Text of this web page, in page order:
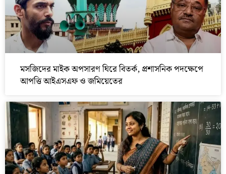
মসজিদের মাইক অপসারণ ঘিরে বিতর্ক, প্রশাসনিক পদক্ষেপে
আপত্তি আইএসএফ ও জমিয়েতের